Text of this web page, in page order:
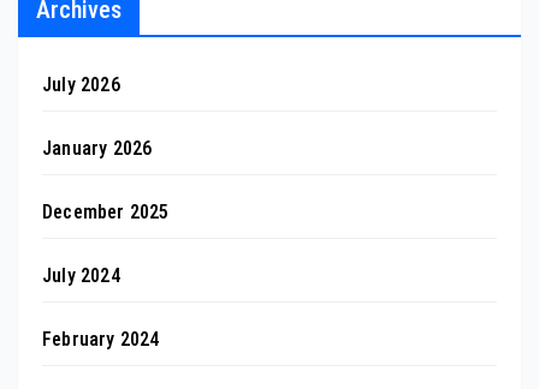
Archives
July 2026
January 2026
December 2025
July 2024
February 2024